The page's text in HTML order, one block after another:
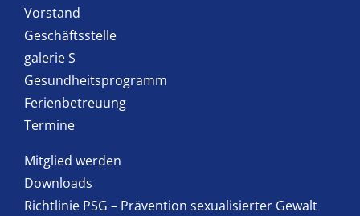
Vorstand
Geschäftsstelle
galerie S
Gesundheitsprogramm
Ferienbetreuung
Termine
Mitglied werden
Downloads
Richtlinie PSG – Prävention sexualisierter Gewalt